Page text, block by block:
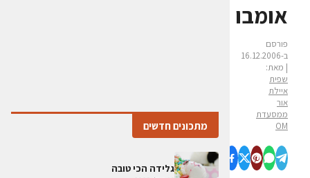
אומבו
פורסם
ב-16.12.2006
| מאת:
שפית
איילת
אור
ממסעדת
OM
מתכונים חדשים
גלידה הכי טובה